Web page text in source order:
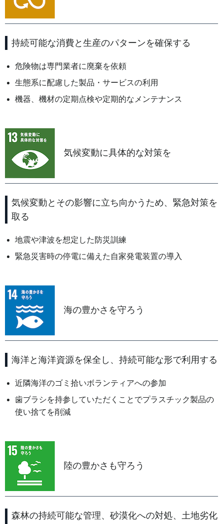
持続可能な消費と生産のパターンを確保する
危険物は専門業者に廃棄を依頼
生態系に配慮した製品・サービスの利用
機器、機材の定期点検や定期的なメンテナンス
気候変動に具体的な対策を
気候変動とその影響に立ち向かうため、緊急対策を
取る
地震や津波を想定した防災訓練
緊急災害時の停電に備えた自家発電装置の導入
海の豊かさを守ろう
海洋と海洋資源を保全し、持続可能な形で利用する
近隣海洋のゴミ拾いボランティアへの参加
歯ブラシを持参していただくことでプラスチック製品の
使い捨てを削減
陸の豊かさも守ろう
森林の持続可能な管理、砂漠化への対処、土地劣化